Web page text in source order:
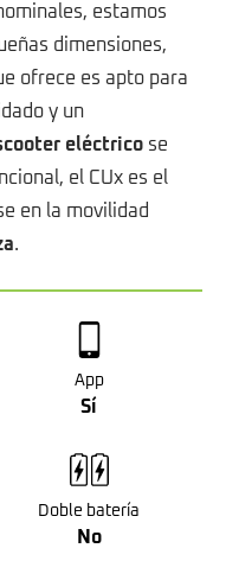
estamos
dimensiones,
ofrece es apto para
y un
eléctrico se
el CUx es el
en la movilidad
.
App
Sí
Doble batería
No